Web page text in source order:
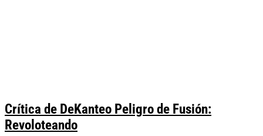
Crítica de DeKanteo Peligro de Fusión:
Revoloteando